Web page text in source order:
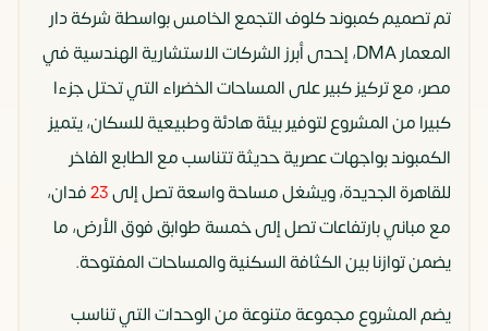
تم تصميم كمبوند كلوف التجمع الخامس بواسطة شركة دار
المعمار DMA، إحدى أبرز الشركات الاستشارية الهندسية في
مصر، مع تركيز كبير على المساحات الخضراء التي تحتل جزءا
كبيرا من المشروع لتوفير بيئة هادئة وطبيعية للسكان، يتميز
الكمبوند بواجهات عصرية حديثة تتناسب مع الطابع الفاخر
للقاهرة الجديدة، ويشغل مساحة واسعة تصل إلى23فدان،
مع مباني بارتفاعات تصل إلى خمسة طوابق فوق الأرض، ما
يضمن توازنا بين الكثافة السكنية والمساحات المفتوحة.
يضم المشروع مجموعة متنوعة من الوحدات التي تناسب